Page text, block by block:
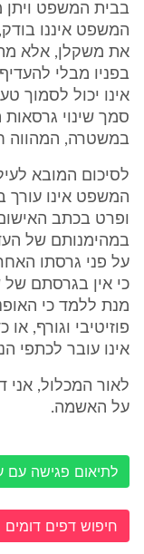
בבית המשפט ויתן
המשפט איננו
את משקלן, אלא
בפניו מבלי
אינו יכול לסמוך
סמך שינוי
במשטרה, המהווה
לסיכום המובא
המשפט אינו
ופרט בכתב
במהימנותם של
על פני גרסתו
כי אין בגרסתם
מנת ללמד כי
פוזיטיבי וגורף,
אינו עובר לכתפי
לאור המכלול,
על האשמה.
לתיאום פגישה עם עורך דין
חיפוש דפים דומים